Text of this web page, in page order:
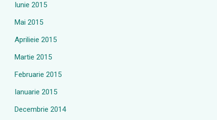
Iunie 2015
Mai 2015
Aprilieie 2015
Martie 2015
Februarie 2015
Ianuarie 2015
Decembrie 2014